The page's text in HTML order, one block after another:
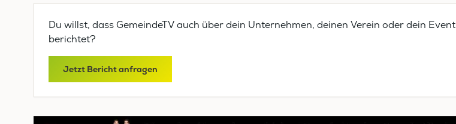
Du willst, dass GemeindeTV auch über dein Unternehmen, deinen Verein oder dein Event
berichtet?
Jetzt Bericht anfragen